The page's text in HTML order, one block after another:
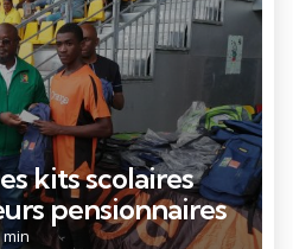
kits scolaires
pensionnaires
min